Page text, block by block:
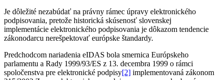
Je dôležité nezabúdať na právny rámec úpravy elektronického
podpisovania, pretože historická skúsenosť slovenskej
implementácie elektronického podpisovania je dôkazom tendencie
zákonodarcu nerešpektovať európske štandardy.
Predchodcom nariadenia eIDAS bola smernica Európskeho
parlamentu a Rady 1999/93/ES z 13. decembra 1999 o rámci
spoločenstva pre elektronické podpisy[2] implementovaná zákonom